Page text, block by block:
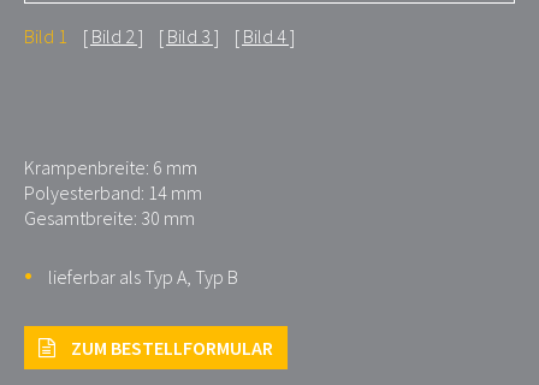
Bild 1 Bild 2 Bild 3 Bild 4
Krampenbreite: 6 mm
Polyesterband: 14 mm
Gesamtbreite: 30 mm
lieferbar als Typ A, Typ B
ZUM BESTELLFORMULAR